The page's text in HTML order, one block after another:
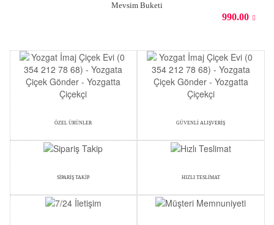
Mevsim Buketi
990.00
ÖZEL ÜRÜNLER GÜVENLİ ALIŞVERİŞ
SİPARİŞ TAKİP HIZLI TESLİMAT